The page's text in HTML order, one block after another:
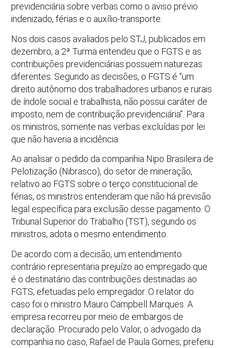
previdenciária sobre verbas como o aviso prévio
indenizado, férias e o auxílio-transporte.
Nos dois casos avaliados pelo STJ, publicados em
dezembro, a 2ª Turma entendeu que o FGTS e as
contribuições previdenciárias possuem naturezas
diferentes. Segundo as decisões, o FGTS é “um
direito autônomo dos trabalhadores urbanos e rurais
de índole social e trabalhista, não possui caráter de
imposto, nem de contribuição previdenciária”. Para
os ministros, somente nas verbas excluídas por lei
que não haveria a incidência.
Ao analisar o pedido da companhia Nipo Brasileira de
Pelotização (Nibrasco), do setor de mineração,
relativo ao FGTS sobre o terço constitucional de
férias, os ministros entenderam que não há previsão
legal específica para exclusão desse pagamento. O
Tribunal Superior do Trabalho (TST), segundo os
ministros, adota o mesmo entendimento.
De acordo com a decisão, um entendimento
contrário representaria prejuízo ao empregado que
é o destinatário das contribuições destinadas ao
FGTS, efetuadas pelo empregador. O relator do
caso foi o ministro Mauro Campbell Marques. A
empresa recorreu por meio de embargos de
declaração. Procurado pelo Valor, o advogado da
companhia no caso, Rafael de Paula Gomes, preferiu